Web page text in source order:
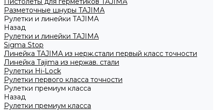
Разметочные шнуры TAJIMA
Рулетки и линейки TAJIMA
Назад
Рулетки и линейки TAJIMA
Sigma Stop
Линейка TAJIMA из нерж.стали первый класс точности
Линейка Tajima из нержав. стали
Рулетки Hi-Lock
Рулетки первого класса точности
Рулетки премиум класса
Назад
Рулетки премиум класса